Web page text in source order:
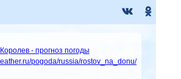
Королев - прогноз погоды
pogoda/russia/rostov_na_donu/